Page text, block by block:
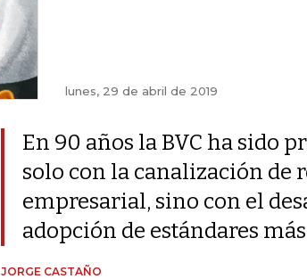
lunes, 29 de abril de 2019
En 90 años la BVC ha sido
solo con la canalización de
empresarial, sino con el
adopción de estándares
JORGE CASTAÑO